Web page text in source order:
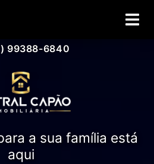
99388-6840
a sua família está
aqui